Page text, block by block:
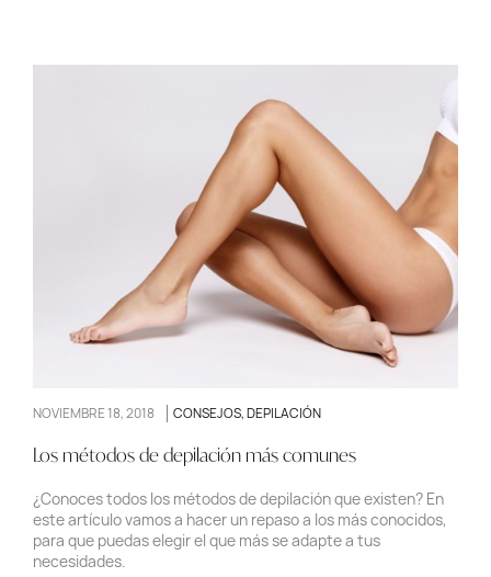
NOVIEMBRE 18, 2018 CONSEJOS,DEPILACIÓN
Los métodos de depilación más comunes
¿Conoces todos los métodos de depilación que existen? En
este artículo vamos a hacer un repaso a los más conocidos,
para que puedas elegir el que más se adapte a tus
necesidades.